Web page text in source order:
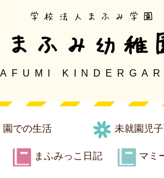
学校法人まふみ学園
まふみ幼稚
園での生活 未就園児
まふみっこ日記 マミ